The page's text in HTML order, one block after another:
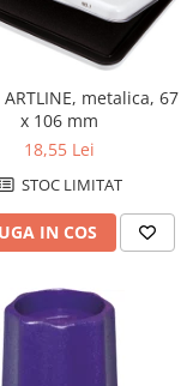
metalica, 67
x 106 mm
18,55 Lei
STOC LIMITAT
IN COS